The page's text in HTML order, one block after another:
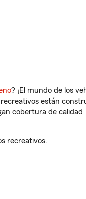
? ¡El mundo de los
están
cobertura de calidad
recreativos.